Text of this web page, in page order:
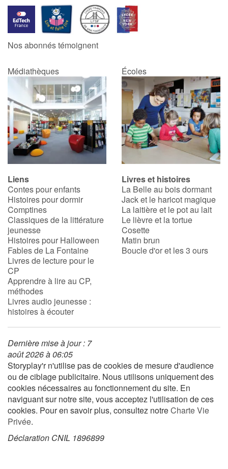
Nos abonnés témoignent
Médiathèques Écoles
Liens
Contes pour enfants
Histoires pour dormir
Comptines
Classiques de la littérature
jeunesse
Histoires pour Halloween
Fables de La Fontaine
Livres de lecture pour le
CP
Apprendre à lire au CP,
méthodes
Livres audio jeunesse :
histoires à écouter
Livres et histoires
La Belle au bois dormant
Jack et le haricot magique
La laitière et le pot au lait
Le lièvre et la tortue
Cosette
Matin brun
Boucle d'or et les 3 ours
Dernière mise à jour : 7
août 2026 à 06:05
Storyplay'r n'utilise pas de cookies de mesure d'audience
ou de ciblage publicitaire. Nous utilisons uniquement des
cookies nécessaires au fonctionnement du site. En
naviguant sur notre site, vous acceptez l'utilisation de ces
cookies. Pour en savoir plus, consultez notreCharte Vie
Privée.
Déclaration CNIL 1896899